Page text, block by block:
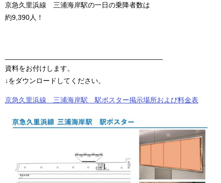
京急久里浜線 三浦海岸駅の一日の乗降者数は
約9,390人！
資料をお付けします。
↓をダウンロードしてください。
京急久里浜線 三浦海岸駅 駅ポスター掲示場所および料金表